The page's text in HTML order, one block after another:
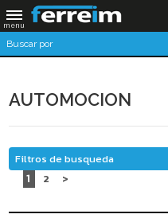
AUTOMOCION
Filtros de busqueda
1 2 >